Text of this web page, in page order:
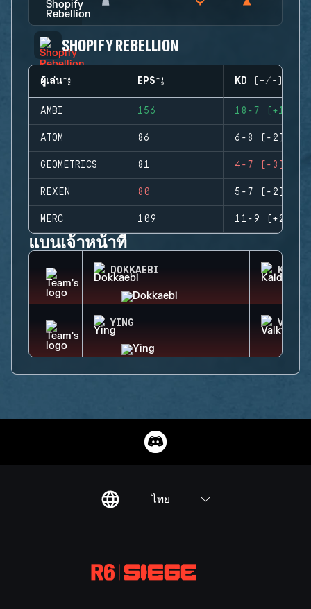
SHOPIFY REBELLION
ผู้เล่น EPS KD (+/-)
AMBI 156 18-7 (+11)
ATOM 86 6-8 (-2)
GEOMETRICS 81 4-7 (-3)
REXEN 80 5-7 (-2)
MERC 109 11-9 (+2)
แบนเจ้าหน้าที่
DOKKAEBI KAID
YING
ไทย